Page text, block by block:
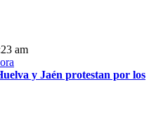
am
y Jaén protestan por los